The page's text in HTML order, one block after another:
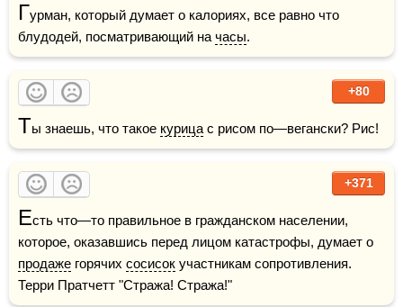
Гурман, который думает о калориях, все равно что
блудодей, посматривающий на часы.
+80
Ты знаешь, что такое курица с рисом по—вегански? Рис!
+371
Есть что—то правильное в гражданском населении,
продаже горячих сосисок участникам сопротивления.
Терри Пратчетт "Стража! Стража!"